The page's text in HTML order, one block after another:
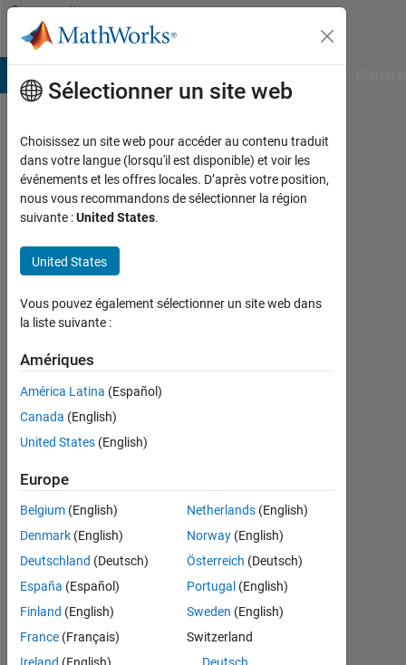
Passer au contenu
Community
Profile
takemoto
MathWorks
Last
seen:
un
mois il
|
Actif
2012
0
Following:
0
Follow
Message
Sélectionner un site web
Choisissez un site web pour accéder au contenu traduit
dans votre langue (lorsqu'il est disponible) et voir les
événements et les offres locales. D’après votre position,
nous vous recommandons de sélectionner la région
suivante :United States.
United States
Vous pouvez également sélectionner un site web dans
la liste suivante :
Amériques
América Latina (Español)
Canada (English)
United States (English)
Europe
Belgium (English)
Denmark (English)
Deutschland (Deutsch)
España (Español)
Finland (English)
France (Français)
Netherlands(English)
Norway(English)
Österreich (Deutsch)
Portugal (English)
Sweden (English)
Switzerland